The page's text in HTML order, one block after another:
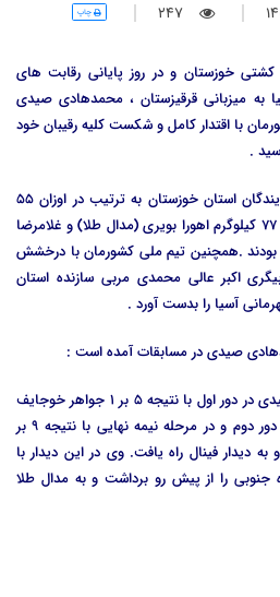
247 چاپ
خوزستان و در روز پایانی رقابت های
به میزبانی قرقیزستان ، محمدهادی صیدی
با اقتدار کامل و شکست کلیه رقیبان خود
بنابراین گزارش و پیش از این نمایندگان استان خوزستان به ترتیب در اوزان 55
کیلوگرم پیام احمدی ( مدال طلا)، 77 کیلوگرم اهورا بویری (مدال طلا) و غلامرضا
.همچنین تیم ملی کشورمان با درخشش
اکبر عالی محمدی مربی سازنده استان
آسیا را بدست آورد .
صیدی در مسابقات آمده است :
در وزن 97 کیلوگرم محمدهادی صیدی در دور اول با نتیجه 5 بر 1 جواهر خوجایف
از ازبکستان را مغلوب کرد. وی در دور دوم و در مرحله نیمه نهایی با نتیجه 9 بر
دیدار فینال راه یافت. وی در این دیدار با
کره جنوبی را از پیش رو برداشت و به مدال طلا